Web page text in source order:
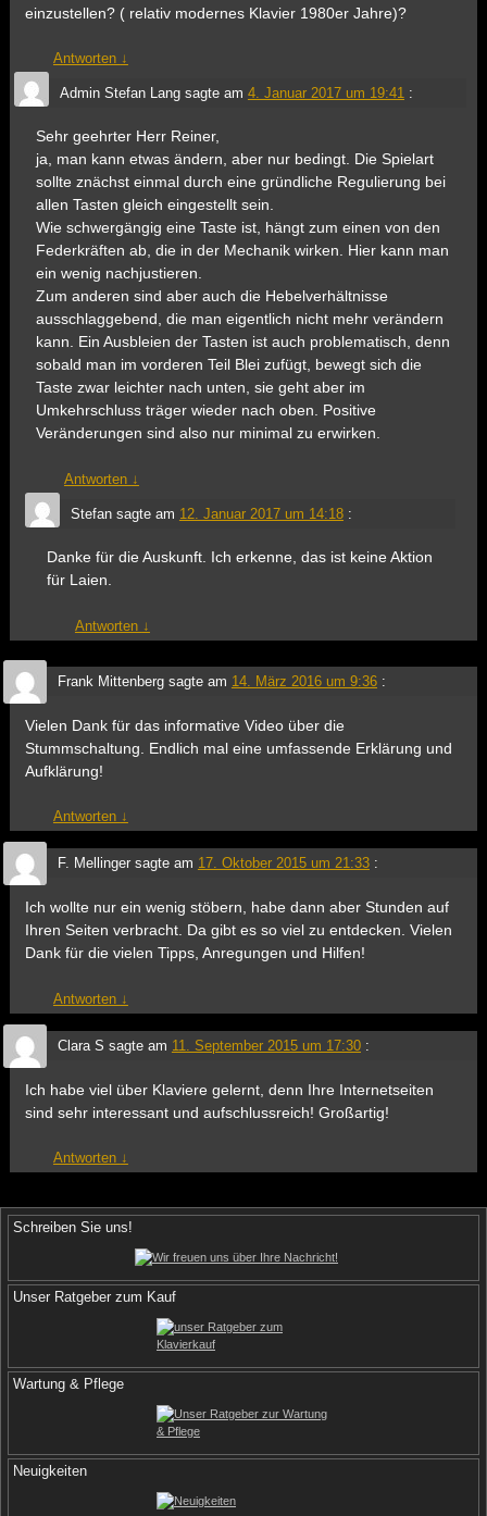
einzustellen? ( relativ modernes Klavier 1980er Jahre)?
Antworten ↓
Admin Stefan Langsagte am 4. Januar 2017 um 19:41 :
Sehr geehrter Herr Reiner,
ja, man kann etwas ändern, aber nur bedingt. Die Spielart
sollte znächst einmal durch eine gründliche Regulierung bei
allen Tasten gleich eingestellt sein.
Wie schwergängig eine Taste ist, hängt zum einen von den
Federkräften ab, die in der Mechanik wirken. Hier kann man
ein wenig nachjustieren.
Zum anderen sind aber auch die Hebelverhältnisse
ausschlaggebend, die man eigentlich nicht mehr verändern
kann. Ein Ausbleien der Tasten ist auch problematisch, denn
sobald man im vorderen Teil Blei zufügt, bewegt sich die
Taste zwar leichter nach unten, sie geht aber im
Umkehrschluss träger wieder nach oben. Positive
Veränderungen sind also nur minimal zu erwirken.
Antworten ↓
Stefansagte am 12. Januar 2017 um 14:18 :
Danke für die Auskunft. Ich erkenne, das ist keine Aktion
für Laien.
Antworten ↓
Frank Mittenbergsagte am 14. März 2016 um 9:36 :
Vielen Dank für das informative Video über die
Stummschaltung. Endlich mal eine umfassende Erklärung und
Aufklärung!
Antworten ↓
F. Mellingersagte am 17. Oktober 2015 um 21:33 :
Ich wollte nur ein wenig stöbern, habe dann aber Stunden auf
Ihren Seiten verbracht. Da gibt es so viel zu entdecken. Vielen
Dank für die vielen Tipps, Anregungen und Hilfen!
Antworten ↓
Clara S sagte am 11. September 2015 um 17:30 :
Ich habe viel über Klaviere gelernt, denn Ihre Internetseiten
sind sehr interessant und aufschlussreich! Großartig!
Antworten ↓
Schreiben Sie uns!
Unser Ratgeber zum Kauf
Wartung & Pflege
Neuigkeiten